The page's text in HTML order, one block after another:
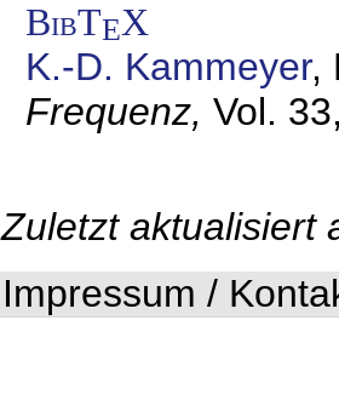
BibTEX
K.-D. Kammeyer,
Frequenz, Vol.
Zuletzt aktualisiert
Impressum /